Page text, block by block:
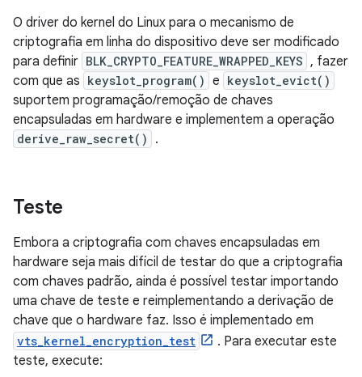
O driver do kernel do Linux para o mecanismo de
criptografia em linha do dispositivo deve ser modificado
para definir BLK_CRYPTO_FEATURE_WRAPPED_KEYS , fazer
com que as keyslot_program() e keyslot_evict()
suportem programação/remoção de chaves
encapsuladas em hardware e implementem a operação
derive_raw_secret() .
Teste
Embora a criptografia com chaves encapsuladas em
hardware seja mais difícil de testar do que a criptografia
com chaves padrão, ainda é possível testar importando
uma chave de teste e reimplementando a derivação de
chave que o hardware faz. Isso é implementado em
vts_kernel_encryption_test
. Para executar este
teste, execute: